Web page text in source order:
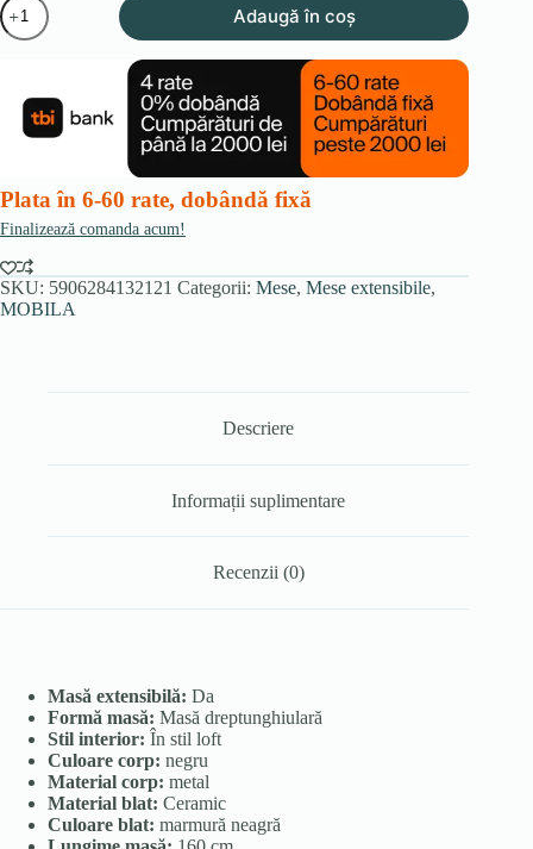
Masă
IBIZA
extensibilă,
160-
240
Adaugă în coș
Plata în 6-60 rate, dobândă fixă
Finalizează comanda acum!
SKU: 5906284132121 Categorii: Mese, Mese extensibile,
MOBILA
Descriere
Informații suplimentare
Recenzii (0)
Masă extensibilă: Da
Formă masă: Masă dreptunghiulară
Stil interior: În stil loft
Culoare corp: negru
Material corp: metal
Material blat: Ceramic
Culoare blat: marmură neagră